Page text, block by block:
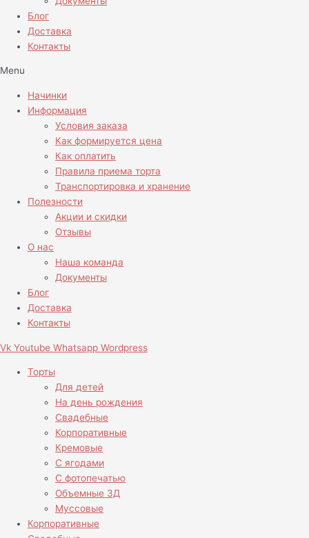
Блог
Доставка
Контакты
Menu
Начинки
Информация
Условия заказа
Как формируется цена
Как оплатить
Правила приема торта
Транспортировка и хранение
Полезности
Акции и скидки
Отзывы
О нас
Наша команда
Документы
Блог
Доставка
Контакты
Vk Youtube Whatsapp Wordpress
Торты
Для детей
На день рождения
Свадебные
Корпоративные
Кремовые
С ягодами
С фотопечатью
Объемные 3Д
Муссовые
Корпоративные